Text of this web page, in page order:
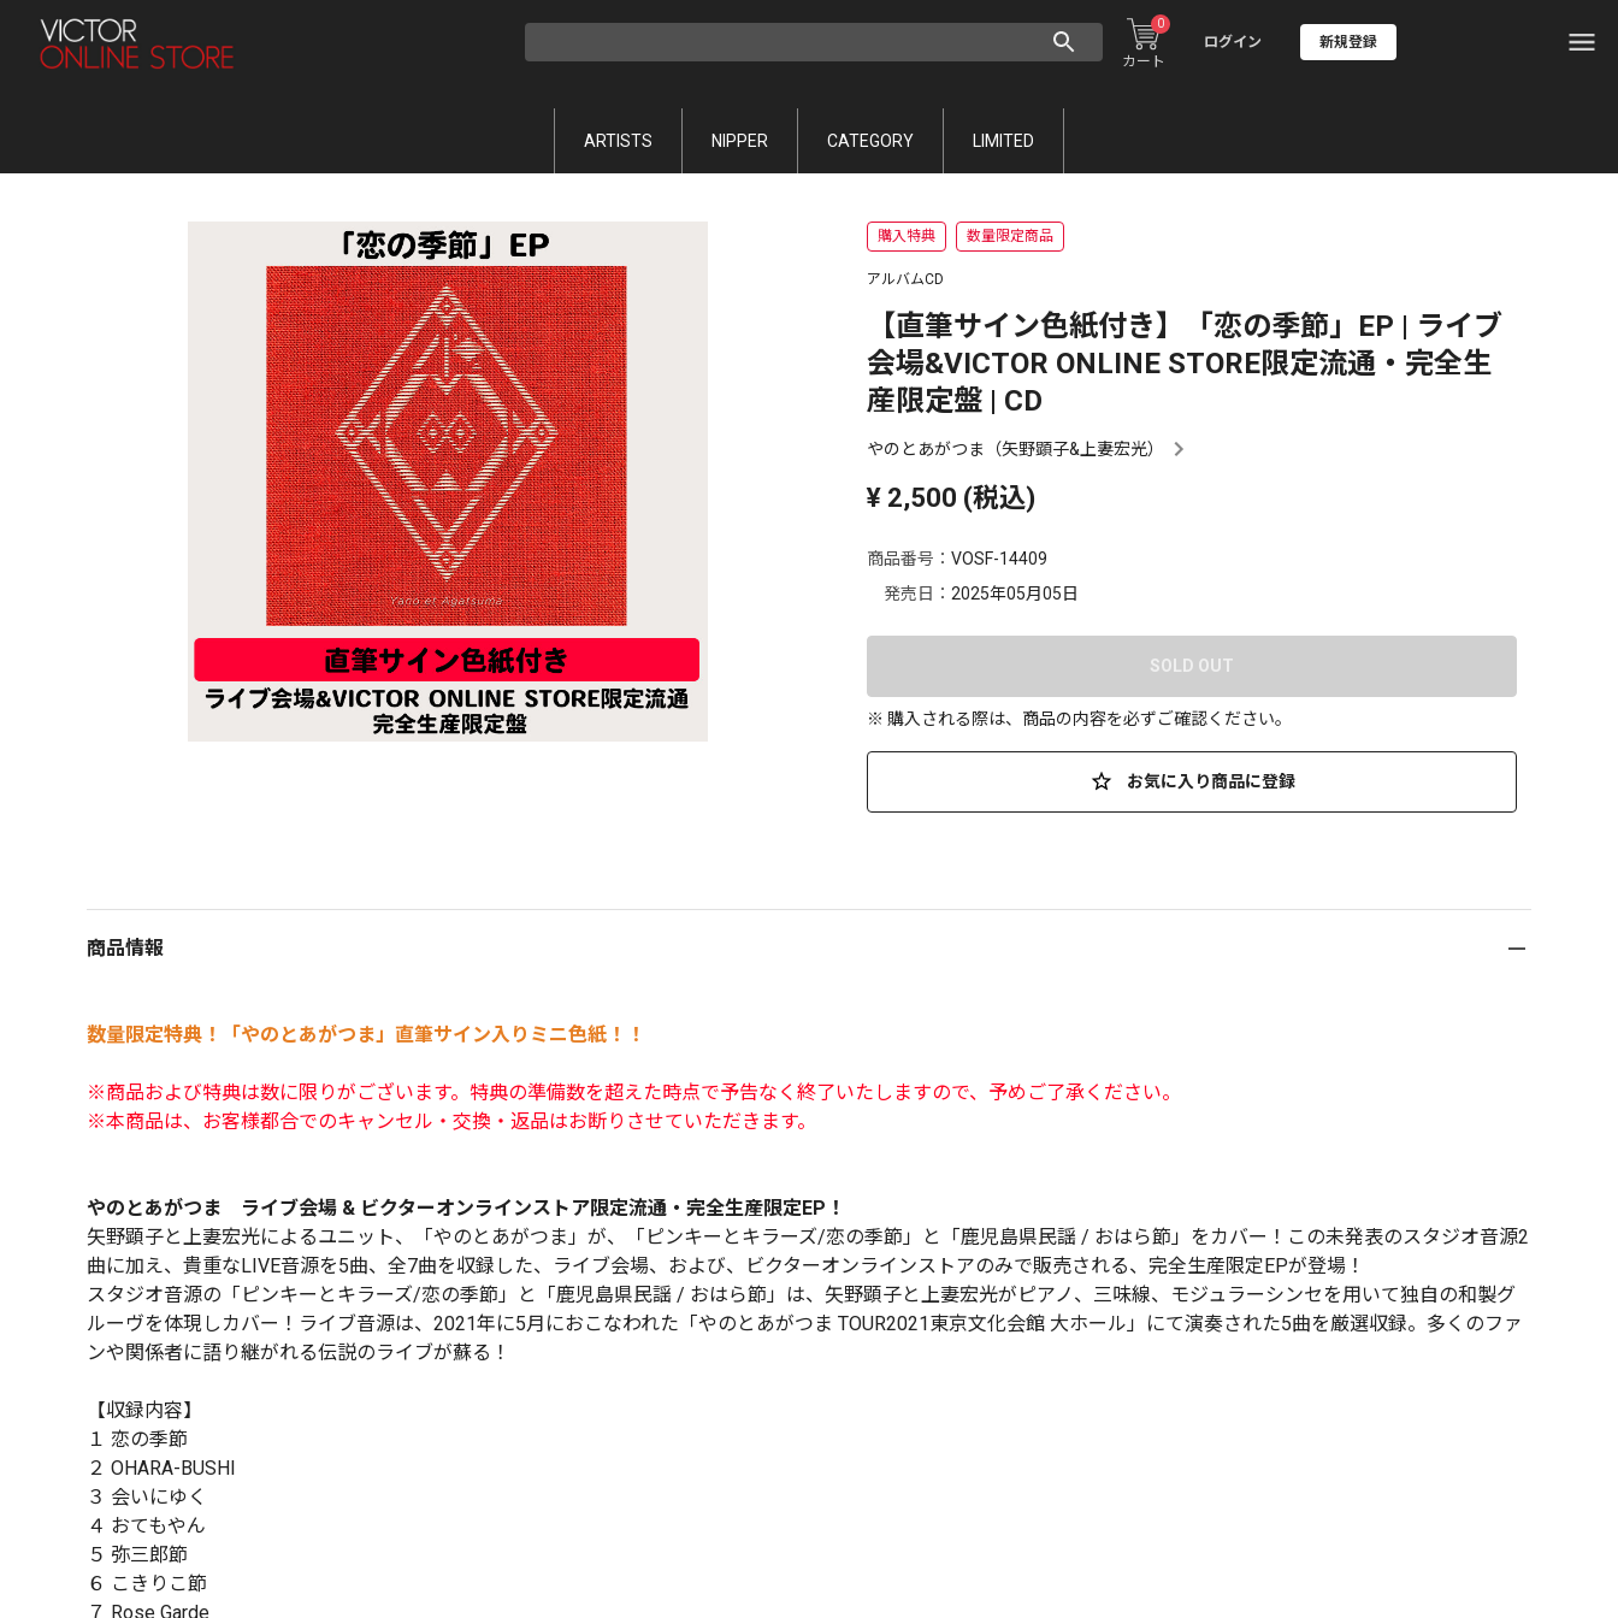
カート
0
ログイン 新規登録
ARTISTS NIPPER CATEGORY LIMITED
購入特典 数量限定商品
アルバムCD
【直筆サイン色紙付き】「恋の季節」EP | ライブ
会場&VICTOR ONLINE STORE限定流通・完全生
産限定盤 | CD
やのとあがつま（矢野顕子&上妻宏光）
¥ 2,500 (税込)
商品番号： VOSF-14409
発売日： 2025年05月05日
SOLD OUT
※ 購入される際は、商品の内容を必ずご確認ください。
お気に入り商品に登録
商品情報
数量限定特典！「やのとあがつま」直筆サイン入りミニ色紙！！
※商品および特典は数に限りがございます。特典の準備数を超えた時点で予告なく終了いたしますので、予めご了承ください。
※本商品は、お客様都合でのキャンセル・交換・返品はお断りさせていただきます。
やのとあがつま ライブ会場 & ビクターオンラインストア限定流通・完全生産限定EP！
矢野顕子と上妻宏光によるユニット、「やのとあがつま」が、「ピンキーとキラーズ/恋の季節」と「鹿児島県民謡 / おはら節」をカバー！この未発表のスタジオ音源2
曲に加え、貴重なLIVE音源を5曲、全7曲を収録した、ライブ会場、および、ビクターオンラインストアのみで販売される、完全生産限定EPが登場！
スタジオ音源の「ピンキーとキラーズ/恋の季節」と「鹿児島県民謡 / おはら節」は、矢野顕子と上妻宏光がピアノ、三味線、モジュラーシンセを用いて独自の和製グ
ルーヴを体現しカバー！ライブ音源は、2021年に5月におこなわれた「やのとあがつま TOUR2021東京文化会館 大ホール」にて演奏された5曲を厳選収録。多くのファ
ンや関係者に語り継がれる伝説のライブが蘇る！
【収録内容】
１ 恋の季節
２ OHARA-BUSHI
３ 会いにゆく
４ おてもやん
５ 弥三郎節
６ こきりこ節
７ Rose Garde